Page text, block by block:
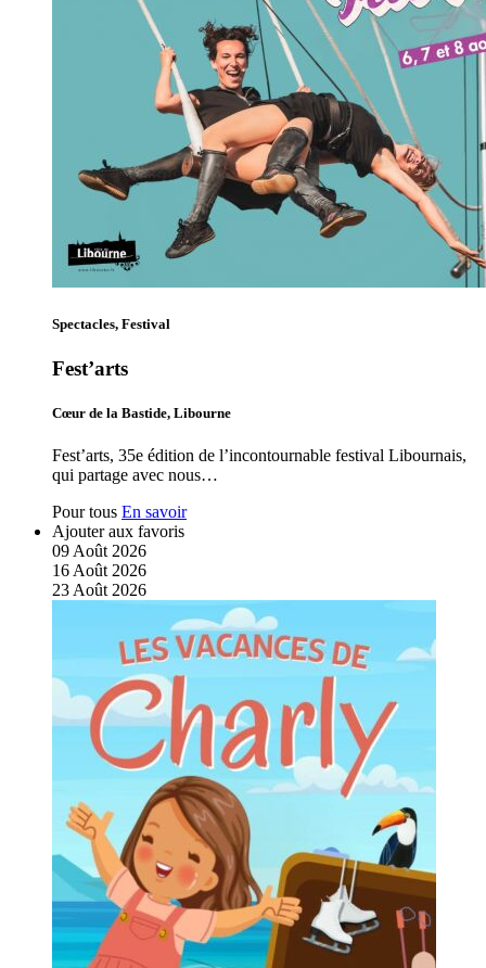
Spectacles, Festival
Fest’arts
Cœur de la Bastide, Libourne
Fest’arts, 35e édition de l’incontournable festival Libournais,
qui partage avec nous…
Pour tous En savoir
Ajouter aux favoris
09 Août 2026
16 Août 2026
23 Août 2026